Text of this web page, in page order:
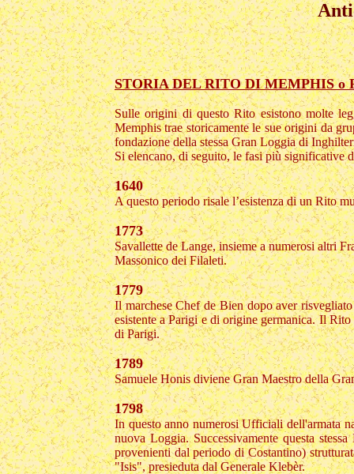
STORIA DEL RITO DI MEMPHIS o
Sulle origini di questo Rito esistono molte
Memphis trae storicamente le sue origini da
fondazione della stessa Gran Loggia di
Si elencano, di seguito, le fasi più significative
1640
A questo periodo risale l’esistenza di un Rito
1773
Savallette de Lange, insieme a numerosi altri
Massonico dei Filaleti.
1779
Il marchese Chef de Bien dopo aver
esistente a Parigi e di origine germanica. Il
di Parigi.
1789
Samuele Honis diviene Gran Maestro della
1798
In questo anno numerosi Ufficiali dell'armata
nuova Loggia. Successivamente questa
provenienti dal periodo di Costantino)
"Isis", presieduta dal Generale Klebèr.